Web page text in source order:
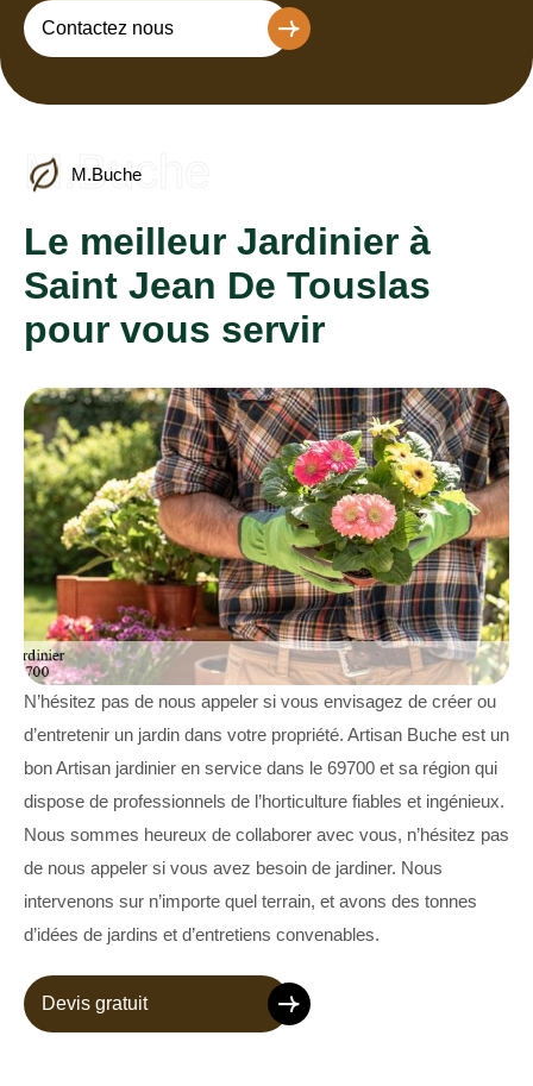
Contactez nous
M.Buche
M.Buche
Le meilleur Jardinier à
Saint Jean De Touslas
pour vous servir
N’hésitez pas de nous appeler si vous envisagez de créer ou
d’entretenir un jardin dans votre propriété. Artisan Buche est un
bon Artisan jardinier en service dans le 69700 et sa région qui
dispose de professionnels de l’horticulture fiables et ingénieux.
Nous sommes heureux de collaborer avec vous, n’hésitez pas
de nous appeler si vous avez besoin de jardiner. Nous
intervenons sur n’importe quel terrain, et avons des tonnes
d’idées de jardins et d’entretiens convenables.
Devis gratuit